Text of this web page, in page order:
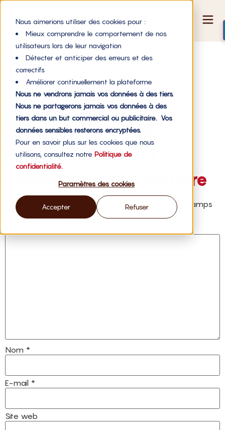
Nous aimerions utiliser des cookies pour :
Mieux comprendre le comportement de nos
utilisateurs lors de leur navigation
Détecter et anticiper des erreurs et des
correctifs
Améliorer continuellement la plateforme
Nous ne vendrons jamais vos données à des tiers.
Nous ne partagerons jamais vos données à des
tiers dans un but commercial ou publicitaire. Vos
données sensibles resterons encryptées.
Pour en savoir plus sur les cookies que nous
utilisons, consultez notre Politique de
confidentialité.
Paramètres des cookies
Accepter Refuser
4
Laisser un commentaire
Votre adresse e-mail ne sera pas publiée.
Les champs
obligatoires sont indiqués avec*
Nom *
E-mail *
Site web